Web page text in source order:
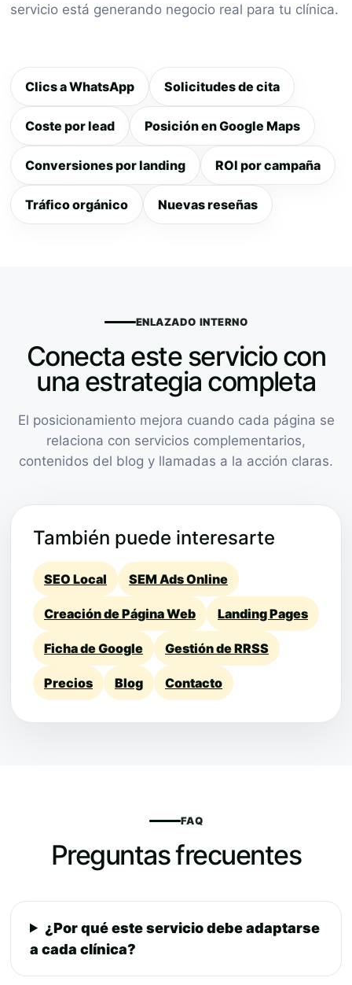
servicio está generando negocio real para tu clínica.
Clics a WhatsApp Solicitudes de cita
Coste por lead Posición en Google Maps
Conversiones por landing ROI por campaña
Tráfico orgánico Nuevas reseñas
ENLAZADO INTERNO
Conecta este servicio con
una estrategia completa
El posicionamiento mejora cuando cada página se
relaciona con servicios complementarios,
contenidos del blog y llamadas a la acción claras.
También puede interesarte
SEO Local SEM Ads Online
Creación de Página Web Landing Pages
Ficha de Google Gestión de RRSS
Precios Blog Contacto
FAQ
Preguntas frecuentes
¿Por qué este servicio debe adaptarse
a cada clínica?